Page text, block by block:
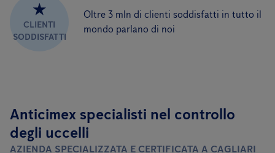
★
CLIENTI
SODDISFATTI
Oltre 3 mln di clienti soddisfatti in tutto il
mondo parlano di noi
Anticimex specialisti nel controllo
degli uccelli
AZIENDA SPECIALIZZATA E CERTIFICATA A CAGLIARI